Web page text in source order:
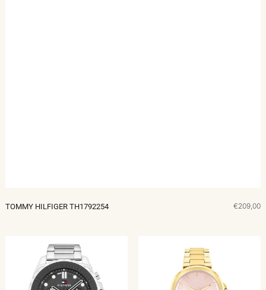
TOMMY HILFIGER TH1792254 €209,00